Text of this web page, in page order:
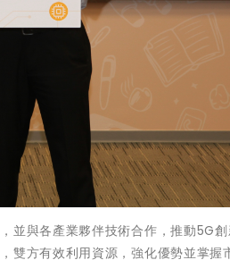
並與各產業夥伴技術合作，推動5G
雙方有效利用資源，強化優勢並掌握